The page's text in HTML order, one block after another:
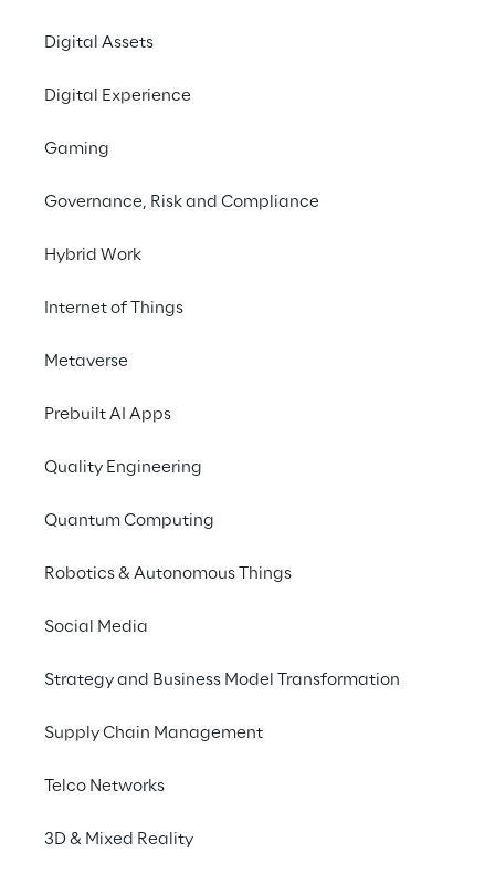
Digital Assets
Digital Experience
Gaming
Governance, Risk and Compliance
Hybrid Work
Internet of Things
Metaverse
Prebuilt AI Apps
Quality Engineering
Quantum Computing
Robotics & Autonomous Things
Social Media
Strategy and Business Model Transformation
Supply Chain Management
Telco Networks
3D & Mixed Reality
Den
Dienstleistungsunternehmen mit
Tausende von telefonischen
Verzögerungen. Die Mitarbeiter
verschiedene Plattformen